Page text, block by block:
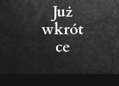
Już
wkrót
ce